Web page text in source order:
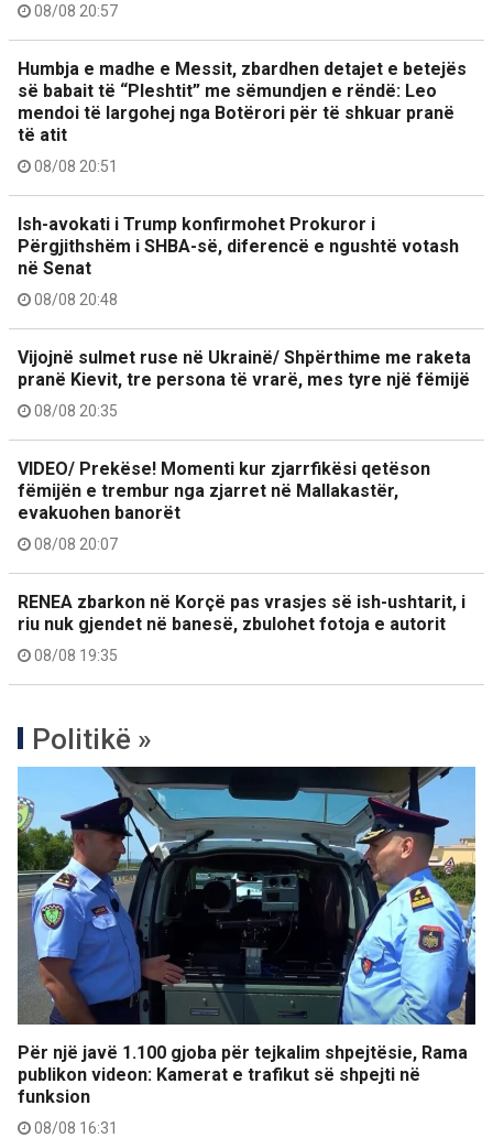
08/08 20:57
Humbja e madhe e Messit, zbardhen detajet e betejës
së babait të “Pleshtit” me sëmundjen e rëndë: Leo
mendoi të largohej nga Botërori për të shkuar pranë
të atit
08/08 20:51
Ish-avokati i Trump konfirmohet Prokuror i
Përgjithshëm i SHBA-së, diferencë e ngushtë votash
në Senat
08/08 20:48
Vijojnë sulmet ruse në Ukrainë/ Shpërthime me raketa
pranë Kievit, tre persona të vrarë, mes tyre një fëmijë
08/08 20:35
VIDEO/ Prekëse! Momenti kur zjarrfikësi qetëson
fëmijën e trembur nga zjarret në Mallakastër,
evakuohen banorët
08/08 20:07
RENEA zbarkon në Korçë pas vrasjes së ish-ushtarit, i
riu nuk gjendet në banesë, zbulohet fotoja e autorit
08/08 19:35
Politikë »
Për një javë 1.100 gjoba për tejkalim shpejtësie, Rama
publikon videon: Kamerat e trafikut së shpejti në
funksion
08/08 16:31